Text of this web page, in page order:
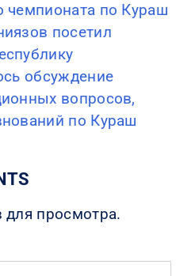
чемпионата по Кураш
посетил
обсуждение
вопросов,
по Кураш
просмотра.